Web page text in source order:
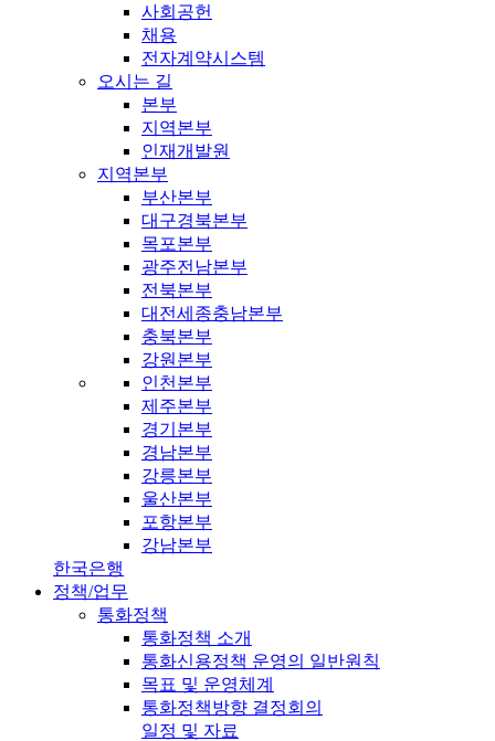
사회공헌
채용
전자계약시스템
오시는 길
본부
지역본부
인재개발원
지역본부
부산본부
대구경북본부
목포본부
광주전남본부
전북본부
대전세종충남본부
충북본부
강원본부
인천본부
제주본부
경기본부
경남본부
강릉본부
울산본부
포항본부
강남본부
한국은행
정책/업무
통화정책
통화정책 소개
통화신용정책 운영의 일반원칙
목표 및 운영체계
통화정책방향 결정회의
일정 및 자료